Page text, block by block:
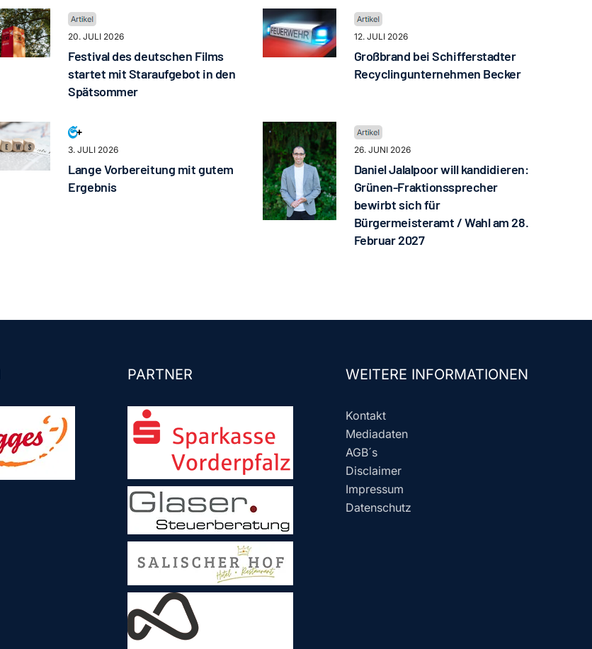
20. JULI 2026
Festival des deutschen Films
startet mit Staraufgebot in den
Spätsommer
12. JULI 2026
Großbrand bei Schifferstadter
Recyclingunternehmen Becker
3. JULI 2026
Lange Vorbereitung mit gutem
Ergebnis
26. JUNI 2026
Daniel Jalalpoor will kandidieren:
Grünen-Fraktionssprecher
bewirbt sich für
Bürgermeisteramt / Wahl am 28.
Februar 2027
PARTNER WEITERE INFORMATIONEN
Kontakt
Mediadaten
AGB´s
Disclaimer
Impressum
Datenschutz